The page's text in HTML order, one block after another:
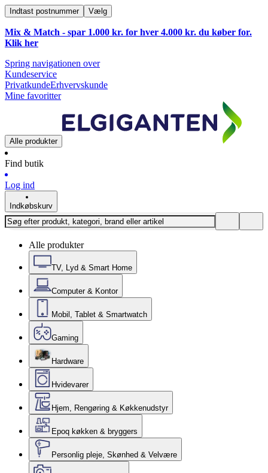
Indtast postnummer Vælg
Mix & Match - spar 1.000 kr. for hver 4.000 kr. du køber for.
Klik her
Spring navigationen over
Kundeservice
PrivatkundeErhvervskunde
Mine favoritter
Alle produkter
Find butik
Log ind
Indkøbskurv
Alle produkter
TV, Lyd & Smart Home
Computer & Kontor
Mobil, Tablet & Smartwatch
Gaming
Hardware
Hvidevarer
Hjem, Rengøring & Køkkenudstyr
Epoq køkken & bryggers
Personlig pleje, Skønhed & Velvære